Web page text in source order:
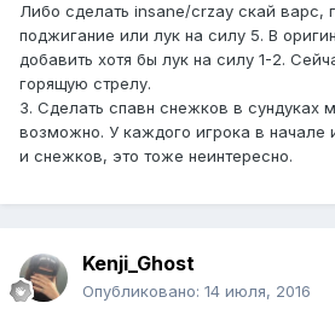
Либо сделать insane/crzay скай варс,
поджигание или лук на силу 5. В
добавить хотя бы лук на силу 1-2.
горящую стрелу.
3. Сделать спавн снежков в сундуках
возможно. У каждого игрока в начале
и снежков, это тоже неинтересно.
Kenji_Ghost
Опубликовано: 14 июля, 2016